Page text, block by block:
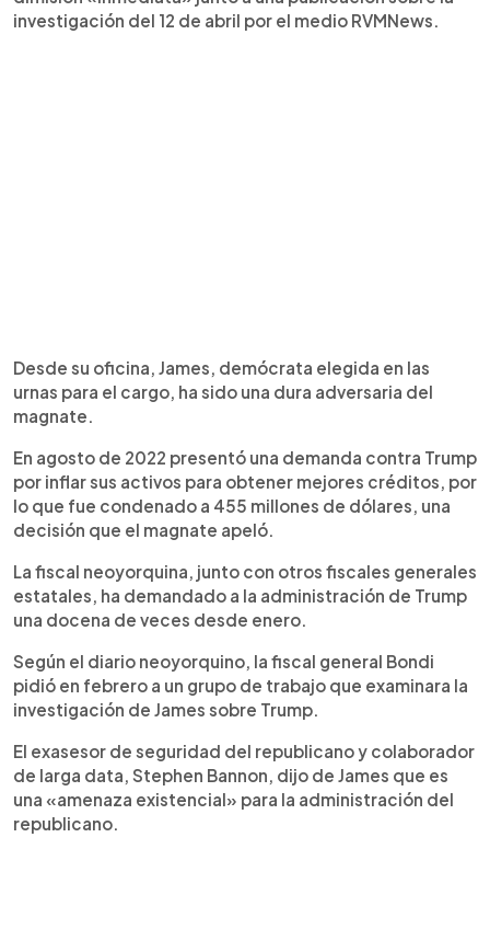
investigación del 12 de abril por el medio RVMNews.
Desde su oficina, James, demócrata elegida en las
urnas para el cargo, ha sido una dura adversaria del
magnate.
En agosto de 2022 presentó una demanda contra Trump
por inflar sus activos para obtener mejores créditos, por
lo que fue condenado a 455 millones de dólares, una
decisión que el magnate apeló.
La fiscal neoyorquina, junto con otros fiscales generales
estatales, ha demandado a la administración de Trump
una docena de veces desde enero.
Según el diario neoyorquino, la fiscal general Bondi
pidió en febrero a un grupo de trabajo que examinara la
investigación de James sobre Trump.
El exasesor de seguridad del republicano y colaborador
de larga data, Stephen Bannon, dijo de James que es
una «amenaza existencial» para la administración del
republicano.